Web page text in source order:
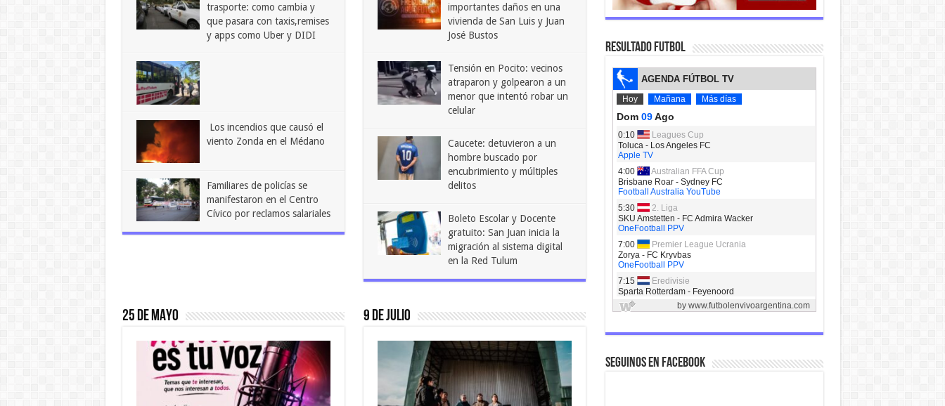
trasporte: como cambia y
que pasara con taxis,remises
y apps como Uber y DIDI
Los incendios que causó el
viento Zonda en el Médano
Familiares de policías se
manifestaron en el Centro
Cívico por reclamos salariales
importantes daños en una
vivienda de San Luis y Juan
José Bustos
Tensión en Pocito: vecinos
atraparon y golpearon a un
menor que intentó robar un
celular
Caucete: detuvieron a un
hombre buscado por
encubrimiento y múltiples
delitos
Boleto Escolar y Docente
gratuito: San Juan inicia la
migración al sistema digital
en la Red Tulum
25 DE MAYO 9 DE JULIO
RESULTADO FUTBOL
SEGUINOS EN FACEBOOK